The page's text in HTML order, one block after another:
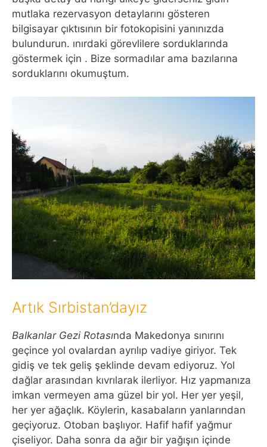
mutlaka rezervasyon detaylarını gösteren
bilgisayar çıktısının bir fotokopisini yanınızda
bulundurun. ınırdaki görevlilere sorduklarında
göstermek için . Bize sormadılar ama bazılarına
sorduklarını okumuştum.
Artık Sırbistan’dayız
Balkanlar Gezi Rotasında Makedonya sınırını
geçince yol ovalardan ayrılıp vadiye giriyor. Tek
gidiş ve tek geliş şeklinde devam ediyoruz. Yol
dağlar arasından kıvrılarak ilerliyor. Hız yapmanıza
imkan vermeyen ama güzel bir yol. Her yer yeşil,
her yer ağaçlık. Köylerin, kasabaların yanlarından
geçiyoruz. Otoban başlıyor. Hafif hafif yağmur
çiseliyor. Daha sonra da ağır bir yağışın içinde